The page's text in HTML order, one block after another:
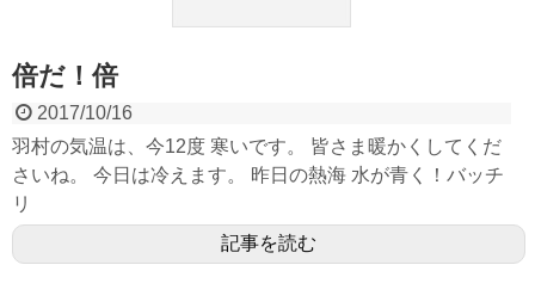
倍だ！倍
2017/10/16
羽村の気温は、今12度 寒いです。 皆さま暖かくしてくだ
さいね。 今日は冷えます。 昨日の熱海 水が青く！バッチ
リ
記事を読む